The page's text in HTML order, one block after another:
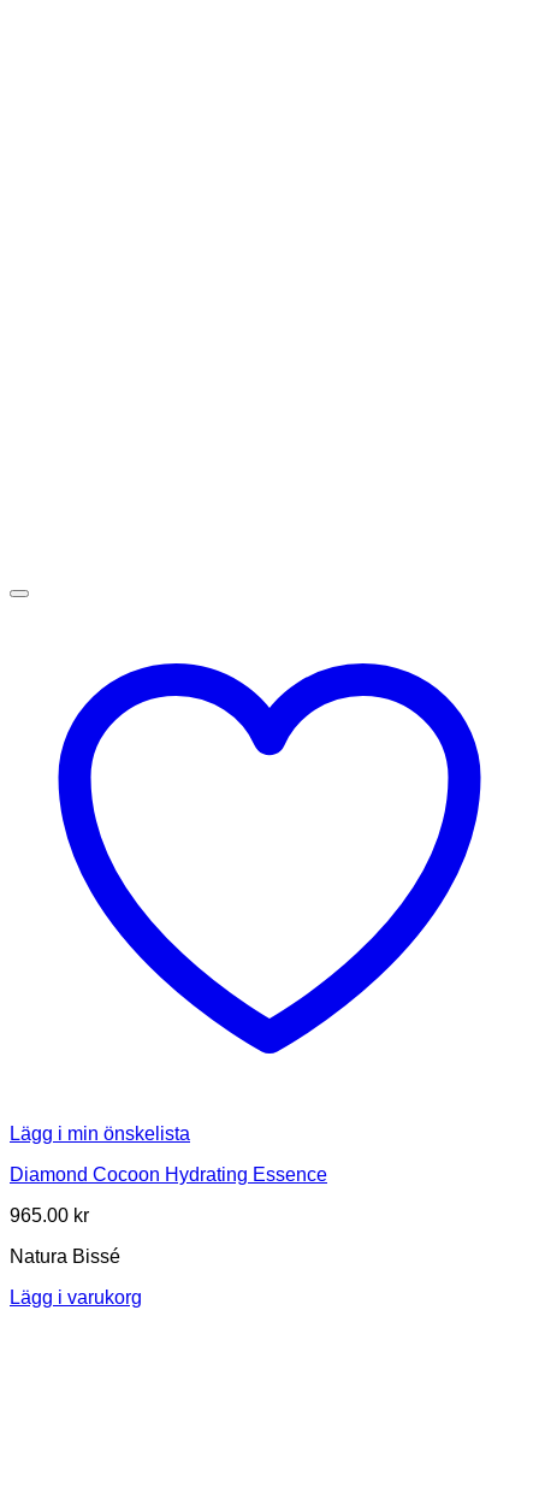
Lägg i min önskelista
Diamond Cocoon Hydrating Essence
965.00 kr
Natura Bissé
Lägg i varukorg